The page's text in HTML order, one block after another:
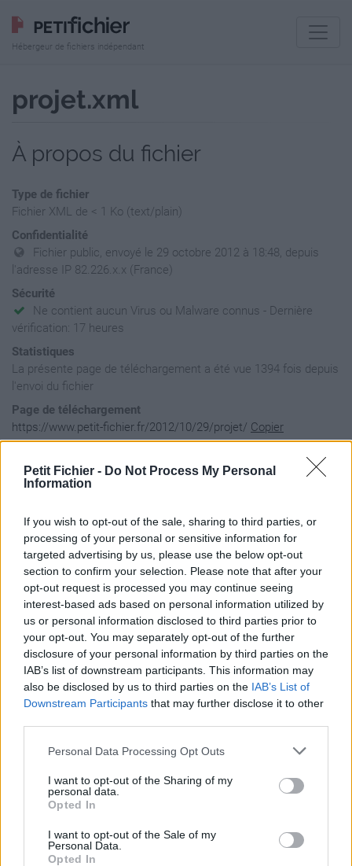
Petit Fichier - Do Not Process My Personal
Information
If you wish to opt-out of the sale, sharing to third parties, or
processing of your personal or sensitive information for
targeted advertising by us, please use the below opt-out
section to confirm your selection. Please note that after your
opt-out request is processed you may continue seeing
interest-based ads based on personal information utilized by
us or personal information disclosed to third parties prior to
your opt-out. You may separately opt-out of the further
disclosure of your personal information by third parties on the
IAB’s list of downstream participants. This information may
also be disclosed by us to third parties on the IAB’s List of
Downstream Participants that may further disclose it to other
Personal Data Processing Opt Outs
I want to opt-out of the Sharing of my
personal data.
Opted In
I want to opt-out of the Sale of my
Personal Data.
Opted In
Hébergeur de fichiers indépendant
projet.xml
À propos du fichier
Type de fichier
Fichier XML de < 1 Ko (text/plain)
Confidentialité
Fichier public, envoyé le 29 octobre 2012 à 18:48, depuis
l'adresse IP 82.226.x.x (France)
Sécurité
Ne contient aucun Virus ou Malware connus - Dernière
vérification: 17 heures
Statistiques
La présente page de téléchargement a été vue 1394 fois depuis
l'envoi du fichier
Page de téléchargement
https://www.petit-fichier.fr/2012/10/29/projet/ Copier
Aperçu du fichier
<result count="6">
	<result>
		<id>1</id>
		<group>Adema</group>
		<prix>20.00</prix>
		<type>Nu Metal</type>
	<result>
		<id>2</id>
		<group>Asking Alexandria</group>
		<prix>23.00</prix>
		<type>MetalCore</type>
	<result>
		<prix>30.00</prix>
	</result>
	<result>
		<id>4</id>
		<prix>70.00</prix>
		<type>Punk hardcore</type>
	</result>
Partager le fichier projet.xml sur
le Web et les réseaux sociaux: